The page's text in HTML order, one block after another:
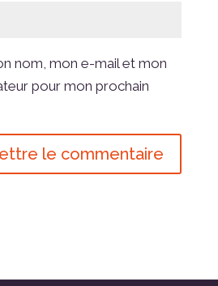
nom, mon e-mail et mon
pour mon prochain
le commentaire